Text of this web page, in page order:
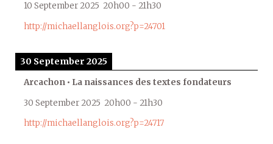
10 September 2025 20h00 - 21h30
http://michaellanglois.org?p=24701
30 September 2025
Arcachon • La naissances des textes fondateurs
30 September 2025 20h00 - 21h30
http://michaellanglois.org?p=24717